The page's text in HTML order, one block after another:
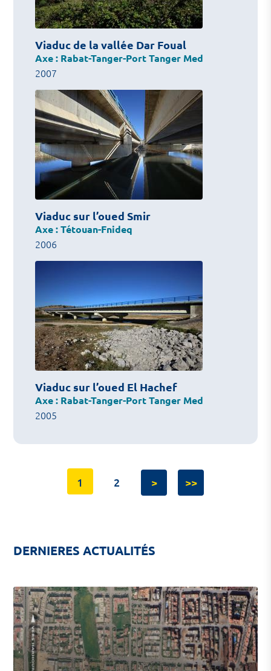
Viaduc de la vallée Dar Foual
Axe : Rabat-Tanger-Port Tanger Med
2007
Viaduc sur l’oued Smir
Axe : Tétouan-Fnideq
2006
Viaduc sur l’oued El Hachef
Axe : Rabat-Tanger-Port Tanger Med
2005
1 2 > >>
DERNIERES ACTUALITÉS